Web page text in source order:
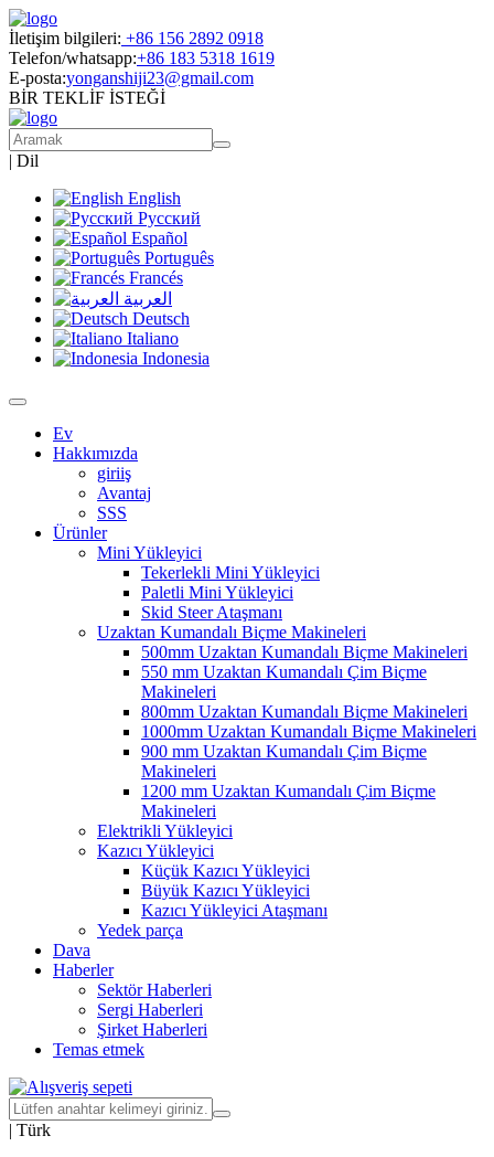
İletişim bilgileri: +86 156 2892 0918
Telefon/whatsapp:+86 183 5318 1619
E-posta:yonganshiji23@gmail.com
BİR TEKLİF İSTEĞİ
| Dil
English
Русский
Español
Português
Francés
العربية
Deutsch
Italiano
Indonesia
Ev
Hakkımızda
giriiş
Avantaj
SSS
Ürünler
Mini Yükleyici
Tekerlekli Mini Yükleyici
Paletli Mini Yükleyici
Skid Steer Ataşmanı
Uzaktan Kumandalı Biçme Makineleri
500mm Uzaktan Kumandalı Biçme Makineleri
550 mm Uzaktan Kumandalı Çim Biçme
Makineleri
800mm Uzaktan Kumandalı Biçme Makineleri
1000mm Uzaktan Kumandalı Biçme Makineleri
900 mm Uzaktan Kumandalı Çim Biçme
Makineleri
1200 mm Uzaktan Kumandalı Çim Biçme
Makineleri
Elektrikli Yükleyici
Kazıcı Yükleyici
Küçük Kazıcı Yükleyici
Büyük Kazıcı Yükleyici
Kazıcı Yükleyici Ataşmanı
Yedek parça
Dava
Haberler
Sektör Haberleri
Sergi Haberleri
Şirket Haberleri
Temas etmek
| Türk